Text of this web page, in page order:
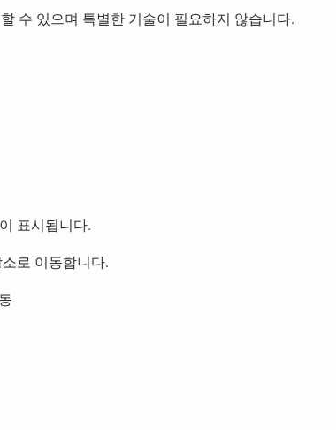
수 있으며 특별한 기술이 필요하지 않습니다.
표시됩니다.
로 이동합니다.